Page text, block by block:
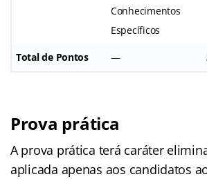
Conhecimentos
Específicos
Total de Pontos —
Prova prática
A prova prática terá caráter
aplicada apenas aos candidatos